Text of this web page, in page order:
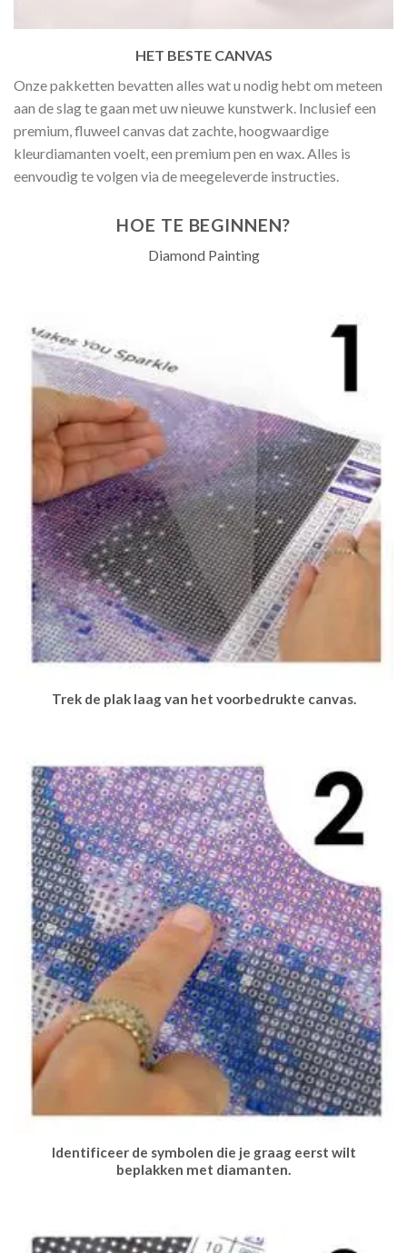
HET BESTE CANVAS
Onze pakketten bevatten alles wat u nodig hebt om meteen
aan de slag te gaan met uw nieuwe kunstwerk. Inclusief een
premium, fluweel canvas dat zachte, hoogwaardige
kleurdiamanten voelt, een premium pen en wax. Alles is
eenvoudig te volgen via de meegeleverde instructies.
HOE TE BEGINNEN?
Diamond Painting
Trek de plak laag van het voorbedrukte canvas.
Identificeer de symbolen die je graag eerst wilt
beplakken met diamanten.